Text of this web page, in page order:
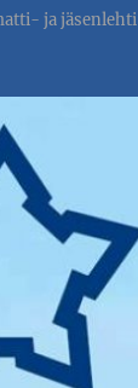
ja jäsenlehti